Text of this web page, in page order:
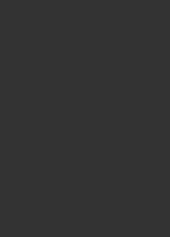
ップ